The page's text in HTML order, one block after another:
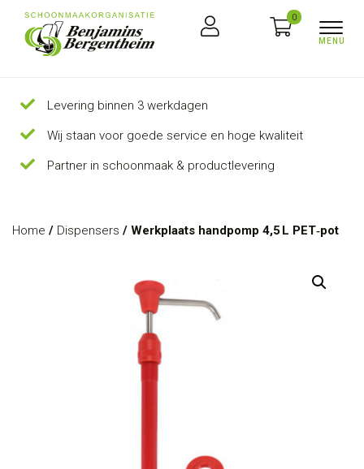
0
Levering binnen 3 werkdagen
Wij staan voor goede service en hoge kwaliteit
Partner in schoonmaak & productlevering
Home / Dispensers / Werkplaats handpomp 4,5 L PET‑pot